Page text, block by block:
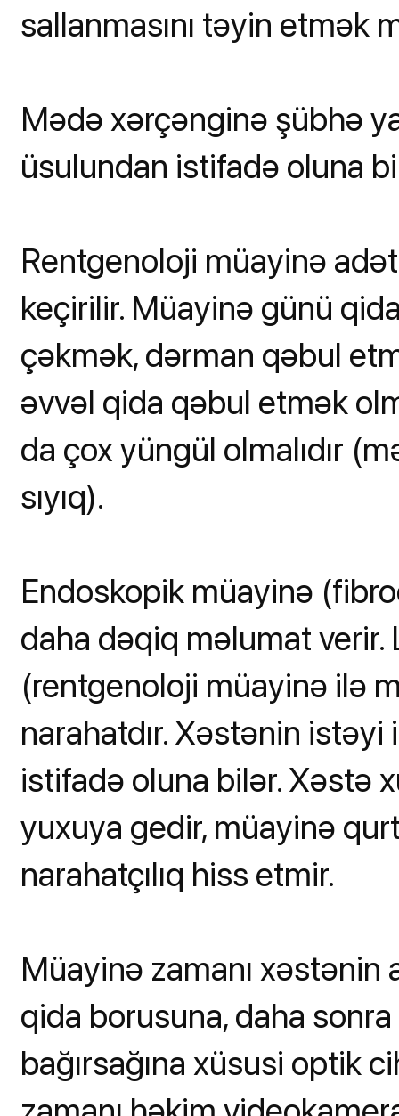
sallanmasını təyin etmək
Mədə xərçənginə şübhə
üsulundan istifadə oluna
Rentgenoloji müayinə
keçirilir. Müayinə günü
çəkmək, dərman qəbul
əvvəl qida qəbul etmək
da çox yüngül olmalıdır
sıyıq).
Endoskopik müayinə
daha dəqiq məlumat
(rentgenoloji müayinə ilə
narahatdır. Xəstənin
istifadə oluna bilər. Xəstə
yuxuya gedir, müayinə
narahatçılıq hiss etmir.
Müayinə zamanı xəstənin
qida borusuna, daha
bağırsağına xüsusi optik